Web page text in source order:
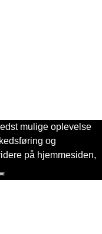
mulige oplevelse
og
på hjemmesiden,